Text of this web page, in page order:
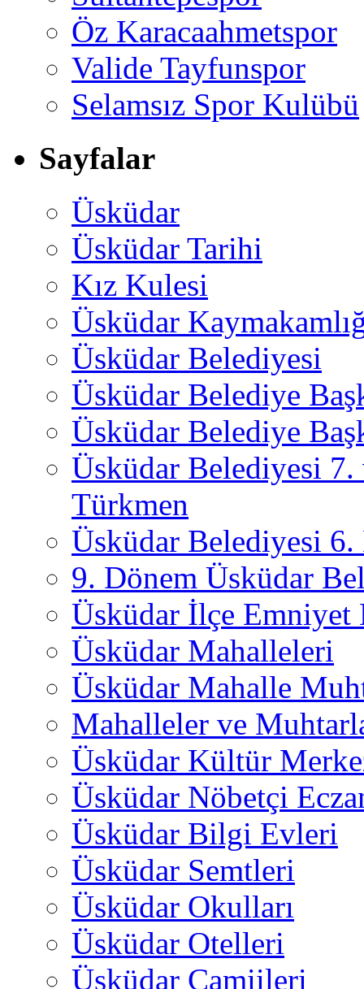
Öz Karacaahmetspor
Valide Tayfunspor
Selamsız Spor Kulübü
Sayfalar
Üsküdar
Üsküdar Tarihi
Kız Kulesi
Üsküdar
Üsküdar Belediyesi
Üsküdar Belediye
Üsküdar Belediye
Üsküdar Belediyesi
Türkmen
Üsküdar Belediyesi 6.
9. Dönem Üsküdar
Üsküdar İlçe
Üsküdar Mahalleleri
Üsküdar Mahalle
Mahalleler ve
Üsküdar Kültür
Üsküdar Nöbetçi
Üsküdar Bilgi Evleri
Üsküdar Semtleri
Üsküdar Okulları
Üsküdar Otelleri
Üsküdar Camiileri